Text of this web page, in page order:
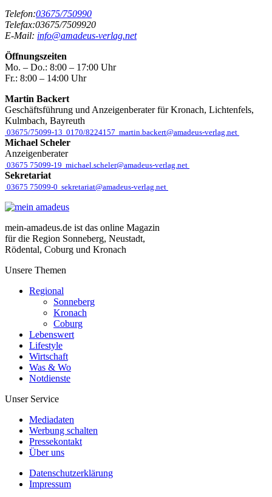
Telefon:03675/750990
Telefax:03675/7509920
E-Mail: info@amadeus-verlag.net
Öffnungszeiten
Mo. – Do.: 8:00 – 17:00 Uhr
Fr.: 8:00 – 14:00 Uhr
Martin Backert
Geschäftsführung und Anzeigenberater für Kronach, Lichtenfels,
Kulmbach, Bayreuth
03675/75099-13 0170/8224157 martin.backert@amadeus-verlag.net
Michael Scheler
Anzeigenberater
03675 75099-19 michael.scheler@amadeus-verlag.net
Sekretariat
03675 75099-0 sekretariat@amadeus-verlag.net
mein-amadeus.de ist das online Magazin
für die Region Sonneberg, Neustadt,
Rödental, Coburg und Kronach
Unsere Themen
Regional
Sonneberg
Kronach
Coburg
Lebenswert
Lifestyle
Wirtschaft
Was & Wo
Notdienste
Unser Service
Mediadaten
Werbung schalten
Pressekontakt
Über uns
Datenschutzerklärung
Impressum